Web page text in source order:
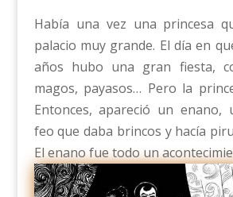
Había una vez una princesa
palacio muy grande. El día en
años hubo una gran fiesta,
magos, payasos… Pero la
Entonces, apareció un enano,
feo que daba brincos y hacía
El enano fue todo un